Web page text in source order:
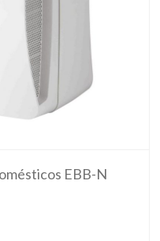
EBB-N